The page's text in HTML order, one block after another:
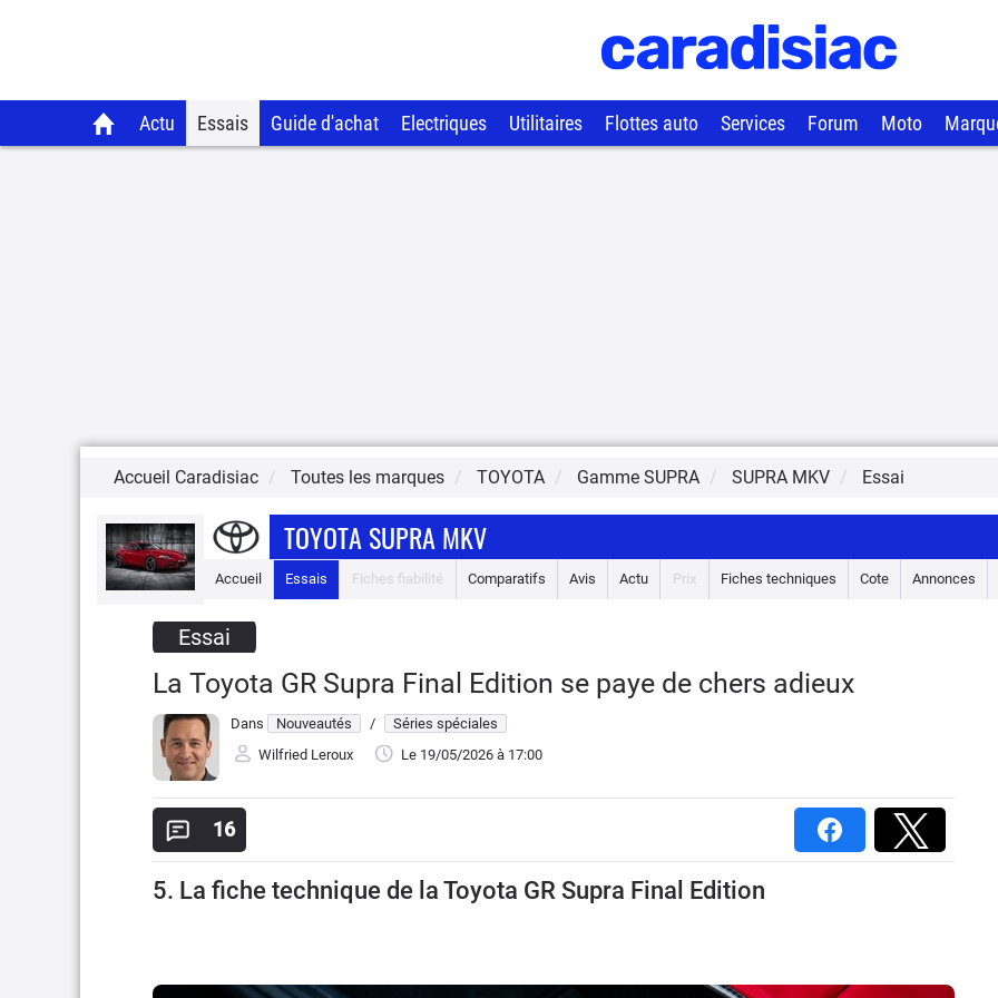
Actu Essais Guide d'achat Electriques Utilitaires Flottes auto Services Forum Moto
Accueil Caradisiac Toutes les marques TOYOTA Gamme SUPRA SUPRA MKV Essai
TOYOTA SUPRA MKV
Accueil Essais Fiches fiabilité Comparatifs Avis Actu Prix Fiches techniques Cote Annonces
Essai
La Toyota GR Supra Final Edition se paye de chers adieux
Dans Nouveautés /
Séries spéciales
Wilfried Leroux
Le 19/05/2026 à 17:00
16
5. La fiche technique de la Toyota GR Supra Final Edition